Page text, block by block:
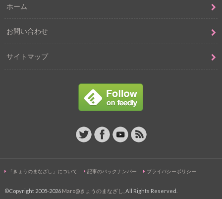
ホーム
お問い合わせ
サイトマップ
「きょうのまなざし」について 記事のバックナンバー プライバシーポリシー
©Copyright 2005-2026 Maro@きょうのまなざし , All Rights Reserved.